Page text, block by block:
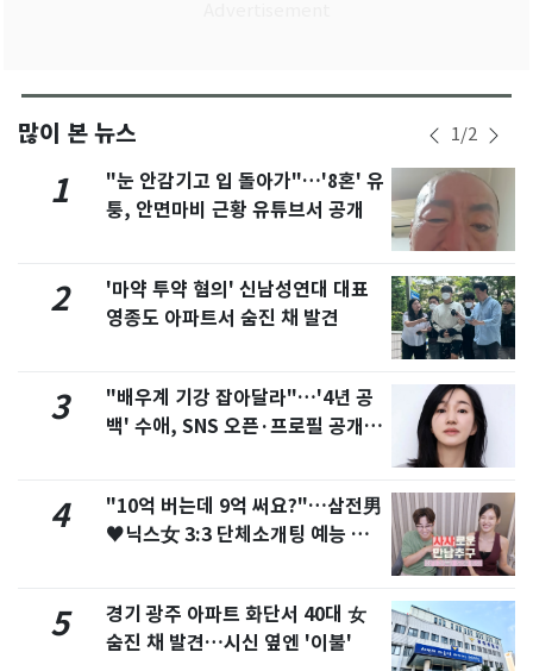
많이 본 뉴스 1/2
1
"눈 안감기고 입 돌아가"…'8혼' 유
퉁, 안면마비 근황 유튜브서 공개
2
'마약 투약 혐의' 신남성연대 대표
영종도 아파트서 숨진 채 발견
3
"배우계 기강 잡아달라"…'4년 공
백' 수애, SNS 오픈·프로필 공개
4
"10억 버는데 9억 써요?"…삼전男
♥닉스女 3:3 단체소개팅 예능 화
5
경기 광주 아파트 화단서 40대 女
숨진 채 발견…시신 옆엔 '이불'